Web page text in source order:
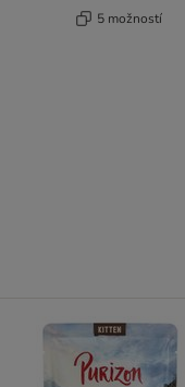
5 možností